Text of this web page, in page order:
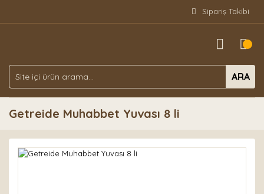
Sipariş Takibi
ARA
Getreide Muhabbet Yuvası 8 li